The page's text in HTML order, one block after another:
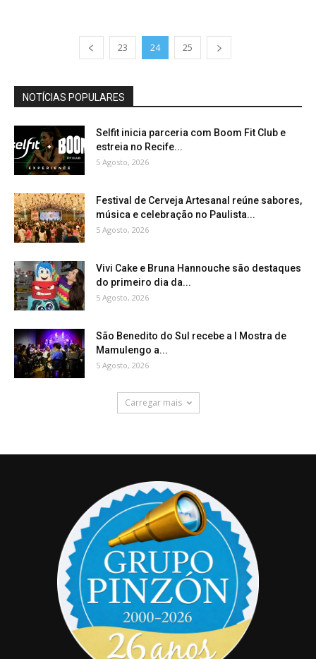
23 24 25
NOTÍCIAS POPULARES
Selfit inicia parceria com Boom Fit Club e
estreia no Recife...
5 Agosto, 2026
Festival de Cerveja Artesanal reúne sabores,
música e celebração no Paulista...
5 Agosto, 2026
Vivi Cake e Bruna Hannouche são destaques
do primeiro dia da...
5 Agosto, 2026
São Benedito do Sul recebe a I Mostra de
Mamulengo a...
5 Agosto, 2026
Carregar mais